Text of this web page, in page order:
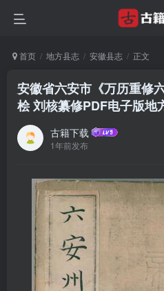
首页 地方县志 安徽县志 正文
安徽省六安市《万历重修
桧 刘核纂修PDF电子版地
古籍下载
1年前发布